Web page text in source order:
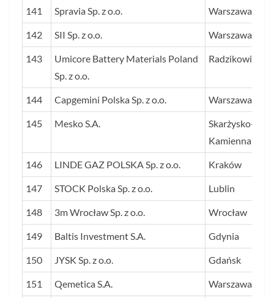
141 Spravia Sp. z o.o. Warszawa
142 SII Sp. z o.o. Warszawa
143
Umicore Battery Materials Poland
Sp. z o.o.
Radzikowice
144 Capgemini Polska Sp. z o.o. Warszawa
145 Mesko S.A.
Skarżysko-
Kamienna
146 LINDE GAZ POLSKA Sp. z o.o. Kraków
147 STOCK Polska Sp. z o.o. Lublin
148 3m Wrocław Sp. z o.o. Wrocław
149 Baltis Investment S.A. Gdynia
150 JYSK Sp. z o.o. Gdańsk
151 Qemetica S.A. Warszawa